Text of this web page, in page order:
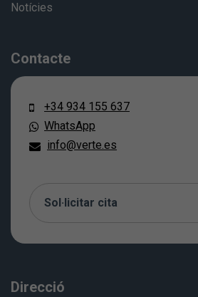
Notícies
Contacte
+34 934 155 637
WhatsApp
info@verte.es
Sol·licitar cita
Direcció